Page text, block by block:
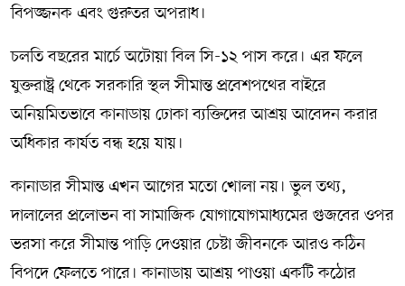
বিপজ্জনক এবং গুরুতর অপরাধ।
চলতি বছরের মার্চে অটোয়া বিল সি-১২ পাস করে। এর ফলে
যুক্তরাষ্ট্র থেকে সরকারি স্থল সীমান্ত প্রবেশপথের বাইরে
অনিয়মিতভাবে কানাডায় ঢোকা ব্যক্তিদের আশ্রয় আবেদন করার
অধিকার কার্যত বন্ধ হয়ে যায়।
কানাডার সীমান্ত এখন আগের মতো খোলা নয়। ভুল তথ্য,
দালালের প্রলোভন বা সামাজিক যোগাযোগমাধ্যমের গুজবের ওপর
ভরসা করে সীমান্ত পাড়ি দেওয়ার চেষ্টা জীবনকে আরও কঠিন
বিপদে ফেলতে পারে। কানাডায় আশ্রয় পাওয়া একটি কঠোর